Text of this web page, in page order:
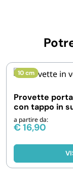
10 cm
Provette
con tappo in
da 48 e 192 pz
a partire da:
€16,90